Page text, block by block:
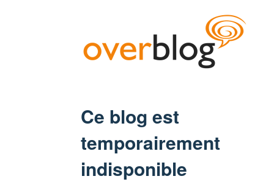
Ce blog est
temporairement
indisponible